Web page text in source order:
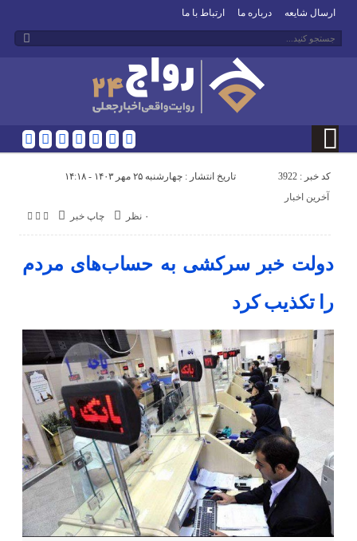
ارسال شایعه درباره ما ارتباط با ما
کد خبر : 3922 تاریخ انتشار : چهارشنبه ۲۵ مهر ۱۴۰۳ - ۱۴:۱۸
چاپ خبر ۰ نظر
آخرین اخبار
دولت خبر سرکشی به حساب‌های مردم
را تکذیب کرد